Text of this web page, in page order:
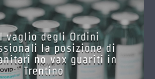
vaglio degli Ordini
la posizione di
no vax guariti in
Trentino